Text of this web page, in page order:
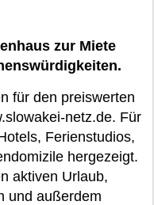
zur Miete
für den preiswerten
netz.de. Für
Ferienstudios,
hergezeigt.
aktiven Urlaub,
und außerdem